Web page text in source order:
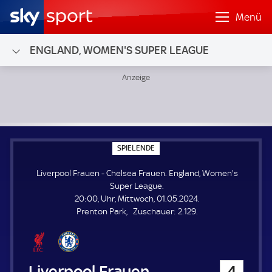
Menü
ENGLAND, WOMEN'S SUPER LEAGUE
SPIELENDE
P
E
E
N
E
Liverpool Frauen - Chelsea Frauen. England, Women's
Super League.
20:00, Uhr, Mittwoch, 01.05.2024.
Prenton Park
Zuschauer: Z
2.129.